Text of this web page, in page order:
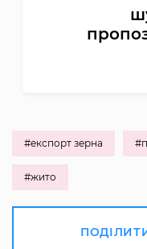
#експорт зерна
#жито